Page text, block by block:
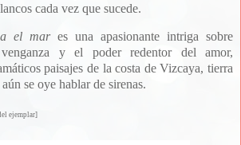
cada vez que sucede.
el mares una apasionante intriga sobre
venganza y el poder redentor del amor,
paisajes de la costa de Vizcaya, tierra
se oye hablar de sirenas.
ejemplar]